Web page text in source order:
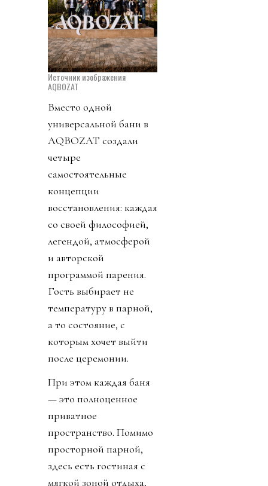
Источник изображения
AQBOZAT
Вместо одной
универсальной бани в
AQBOZAT создали
четыре
самостоятельные
концепции
восстановления: каждая
со своей философией,
легендой, атмосферой
и авторской
программой парения.
Гость выбирает не
температуру в парной,
а то состояние, с
которым хочет выйти
после церемонии.
При этом каждая баня
— это полноценное
приватное
пространство. Помимо
просторной парной,
здесь есть гостиная с
мягкой зоной отдыха,